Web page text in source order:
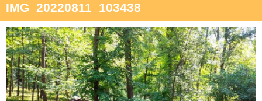
IMG_20220811_103438